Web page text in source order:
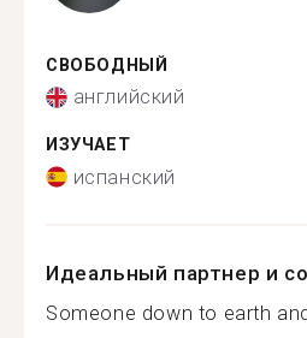
СВОБОДНЫЙ
английский
ИЗУЧАЕТ
испанский
Идеальный партнер и
Someone down to earth and